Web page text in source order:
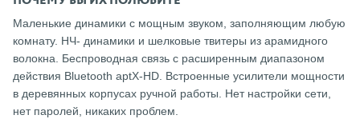
Маленькие динамики с мощным звуком, заполняющим любую
комнату. НЧ- динамики и шелковые твитеры из арамидного
волокна. Беспроводная связь с расширенным диапазоном
действия Bluetooth aptX-HD. Встроенные усилители мощности
в деревянных корпусах ручной работы. Нет настройки сети,
нет паролей, никаких проблем.